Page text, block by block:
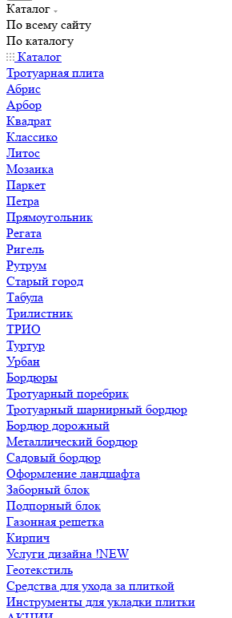
Каталог
По всему сайту
По каталогу
Каталог
Тротуарная плита
Абрис
Арбор
Квадрат
Классико
Литос
Мозаика
Паркет
Петра
Прямоугольник
Регата
Ригель
Рутрум
Старый город
Табула
Трилистник
ТРИО
Туртур
Урбан
Бордюры
Тротуарный поребрик
Тротуарный шарнирный бордюр
Бордюр дорожный
Металлический бордюр
Садовый бордюр
Оформление ландшафта
Заборный блок
Подпорный блок
Газонная решетка
Кирпич
Услуги дизайна !NEW
Геотекстиль
Средства для ухода за плиткой
Инструменты для укладки плитки